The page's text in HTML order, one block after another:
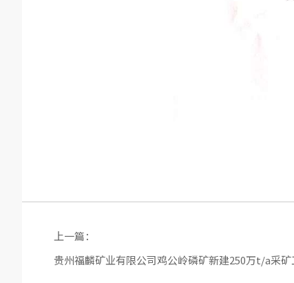
上一篇：
贵州福麟矿业有限公司鸡公岭磷矿新建250万t/a采